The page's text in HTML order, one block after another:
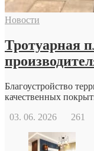
Новости
Тротуарная
Благоустройство
качественных
03. 06. 2026
261